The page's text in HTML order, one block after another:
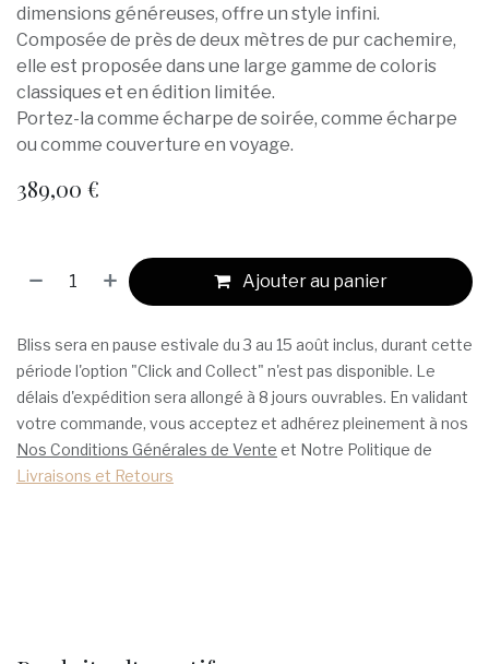
dimensions généreuses, offre un style infini.
Composée de près de deux mètres de pur cachemire,
elle est proposée dans une large gamme de coloris
classiques et en édition limitée.
Portez-la comme écharpe de soirée, comme écharpe
ou comme couverture en voyage.
389,00 €
Ajouter au panier
Bliss sera en pause estivale du 3 au 15 août inclus, durant cette
période l'option "Click and Collect" n'est pas disponible. Le
délais d'expédition sera allongé à 8 jours ouvrables. En validant
votre commande, vous acceptez et adhérez pleinement à nos
Nos Conditions Générales de Vente et Notre Politique de
Livraisons et Retours